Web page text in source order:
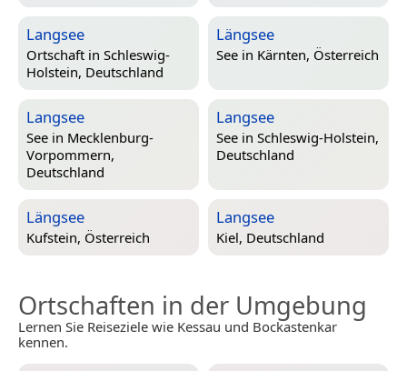
Langsee
Ortschaft in Schleswig-
Holstein, Deutschland
Längsee
See in Kärnten, Österreich
Langsee
See in Mecklenburg-
Vorpommern,
Deutschland
Langsee
See in Schleswig-Holstein,
Deutschland
Längsee
Kufstein, Österreich
Langsee
Kiel, Deutschland
Ortschaften in der Umgebung
Lernen Sie Reiseziele wie Kessau und Bockastenkar
kennen.